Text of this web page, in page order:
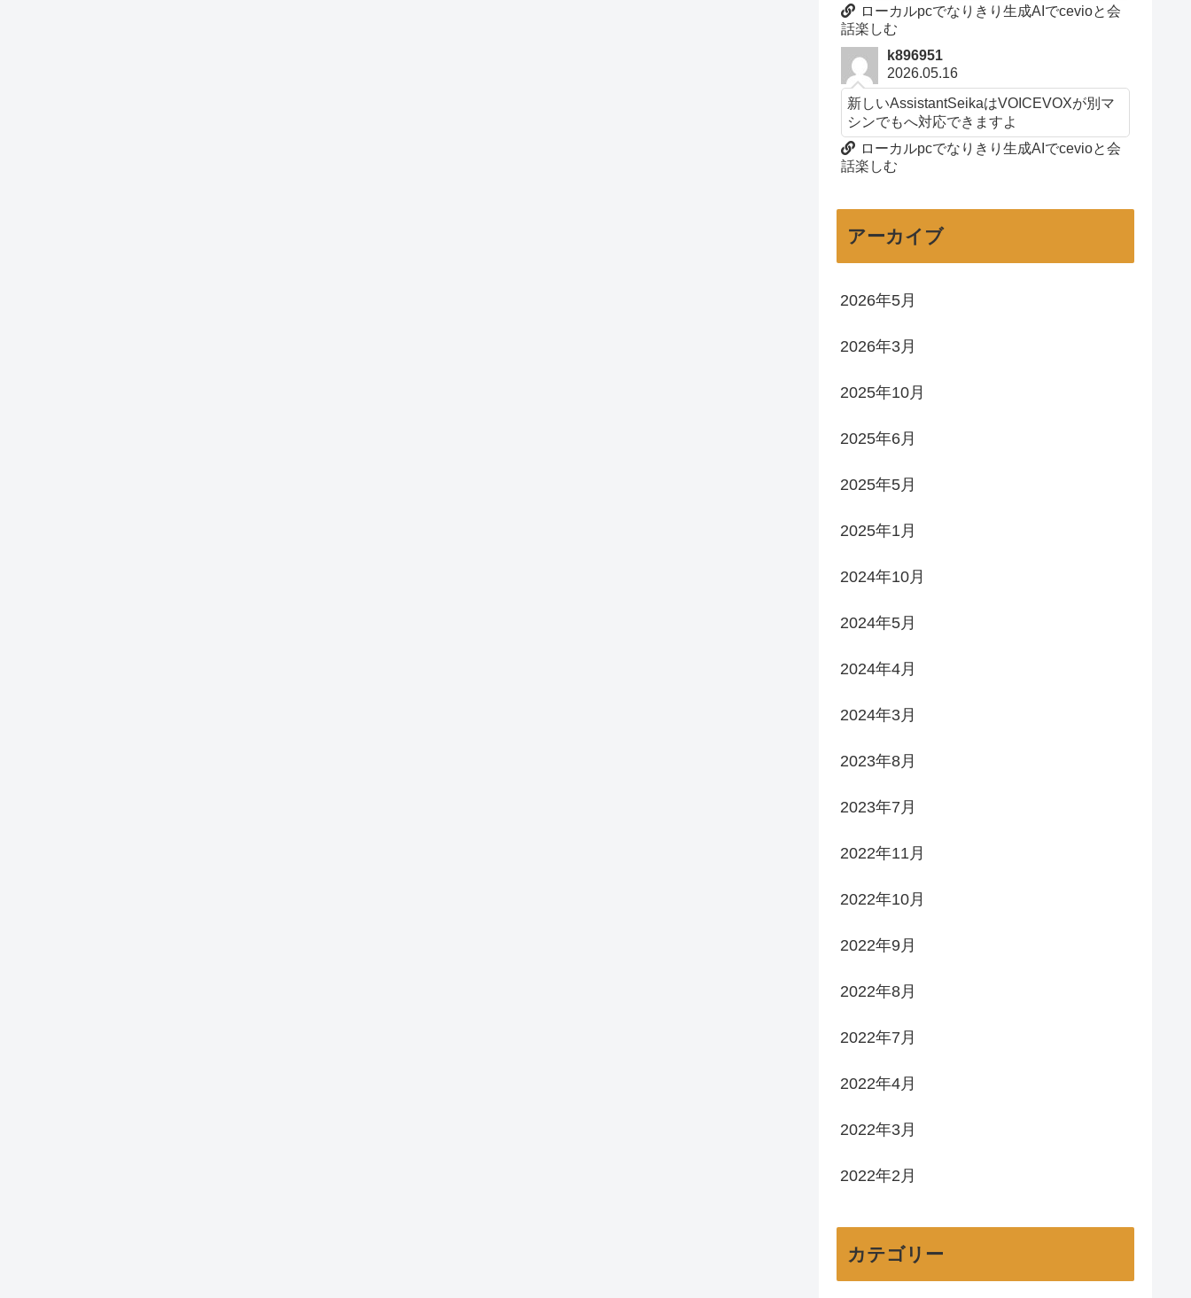
ローカルpcでなりきり生成AIでcevioと会
話楽しむ
k896951
2026.05.16
新しいAssistantSeikaはVOICEVOXが別マ
シンでもへ対応できますよ
ローカルpcでなりきり生成AIでcevioと会
話楽しむ
アーカイブ
2026年5月
2026年3月
2025年10月
2025年6月
2025年5月
2025年1月
2024年10月
2024年5月
2024年4月
2024年3月
2023年8月
2023年7月
2022年11月
2022年10月
2022年9月
2022年8月
2022年7月
2022年4月
2022年3月
2022年2月
カテゴリー